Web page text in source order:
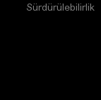
Sürdürülebilirlik